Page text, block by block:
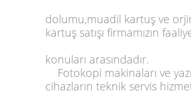
dolumu,muadil kartuş ve
kartuş satışı firmamızın
konuları arasındadır.
Fotokopi makinaları ve
cihazların teknik servis